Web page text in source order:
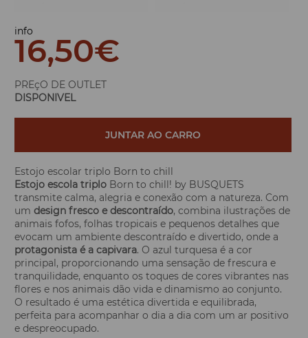
info
16,50€
PREçO DE OUTLET
DISPONIVEL
JUNTAR AO CARRO
Estojo escolar triplo Born to chill
Estojo escola triplo Born to chill! by BUSQUETS
transmite calma, alegria e conexão com a natureza. Com
um design fresco e descontraído, combina ilustrações de
animais fofos, folhas tropicais e pequenos detalhes que
evocam um ambiente descontraído e divertido, onde a
protagonista é a capivara. O azul turquesa é a cor
principal, proporcionando uma sensação de frescura e
tranquilidade, enquanto os toques de cores vibrantes nas
flores e nos animais dão vida e dinamismo ao conjunto.
O resultado é uma estética divertida e equilibrada,
perfeita para acompanhar o dia a dia com um ar positivo
e despreocupado.